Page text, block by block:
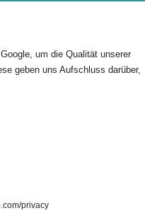
um die Qualität unserer
geben uns Aufschluss darüber,
privacy